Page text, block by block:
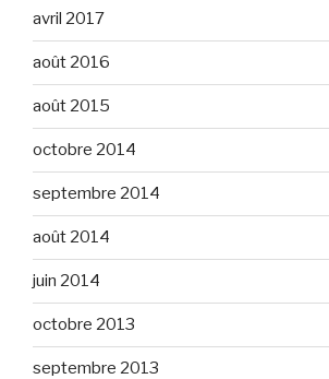
avril 2017
août 2016
août 2015
octobre 2014
septembre 2014
août 2014
juin 2014
octobre 2013
septembre 2013